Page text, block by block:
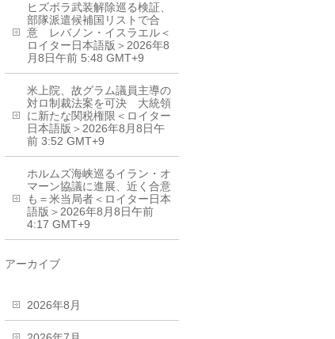
ヒズボラ武装解除巡る検証、
部隊派遣候補国リストで合
意 レバノン・イスラエル＜
ロイター日本語版＞2026年8
月8日午前 5:48 GMT+9
米上院、故グラム議員主導の
対ロ制裁法案を可決 大統領
に新たな関税権限＜ロイター
日本語版＞2026年8月8日午
前 3:52 GMT+9
ホルムズ海峡巡るイラン・オ
マーン協議に進展、近く合意
も＝米当局者＜ロイター日本
語版＞2026年8月8日午前
4:17 GMT+9
アーカイブ
2026年8月